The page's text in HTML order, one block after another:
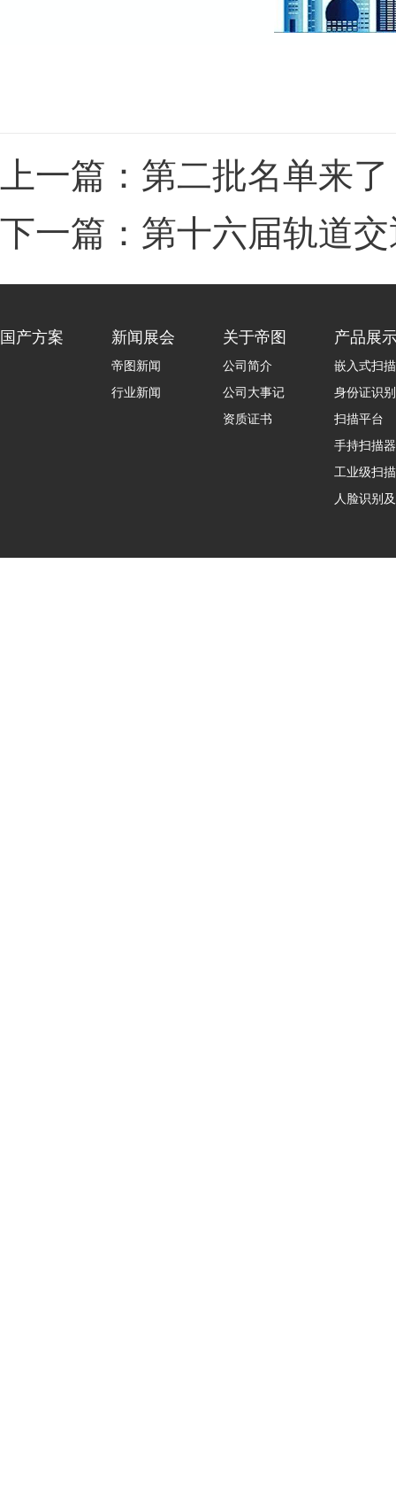
上一篇：第二批名单来
下一篇：第十六届轨道
国产方案 新闻展会
帝图新闻
行业新闻
关于帝图
公司简介
公司大事记
资质证书
产品展
嵌入式扫
身份证识
扫描平台
手持扫描器
工业级扫描
人脸识别